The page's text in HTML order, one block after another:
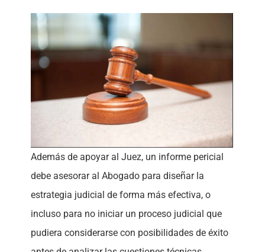
Además de apoyar al Juez, un informe pericial
debe asesorar al Abogado para diseñar la
estrategia judicial de forma más efectiva, o
incluso para no iniciar un proceso judicial que
pudiera considerarse con posibilidades de éxito